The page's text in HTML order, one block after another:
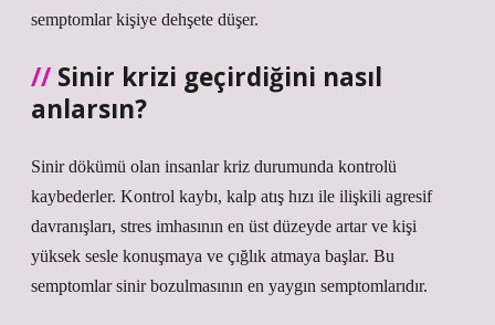
semptomlar kişiye dehşete düşer.
Sinir krizi geçirdiğini nasıl
anlarsın?
Sinir dökümü olan insanlar kriz durumunda kontrolü
kaybederler. Kontrol kaybı, kalp atış hızı ile ilişkili agresif
davranışları, stres imhasının en üst düzeyde artar ve kişi
yüksek sesle konuşmaya ve çığlık atmaya başlar. Bu
semptomlar sinir bozulmasının en yaygın semptomlarıdır.